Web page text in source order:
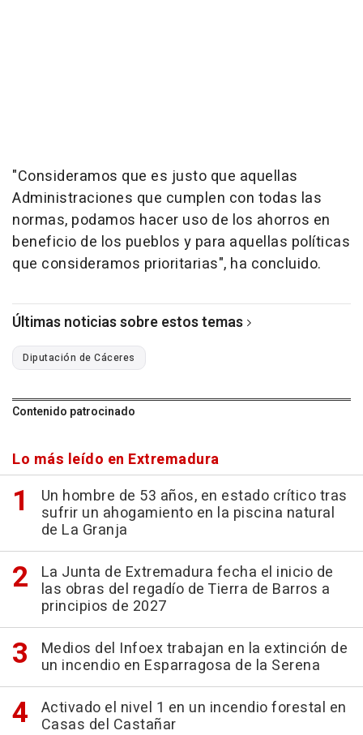
"Consideramos que es justo que aquellas
Administraciones que cumplen con todas las
normas, podamos hacer uso de los ahorros en
beneficio de los pueblos y para aquellas políticas
que consideramos prioritarias", ha concluido.
Últimas noticias sobre estos temas
Diputación de Cáceres
Contenido patrocinado
Lo más leído en Extremadura
Un hombre de 53 años, en estado crítico tras
sufrir un ahogamiento en la piscina natural
de La Granja
La Junta de Extremadura fecha el inicio de
las obras del regadío de Tierra de Barros a
principios de 2027
Medios del Infoex trabajan en la extinción de
un incendio en Esparragosa de la Serena
Activado el nivel 1 en un incendio forestal en
Casas del Castañar